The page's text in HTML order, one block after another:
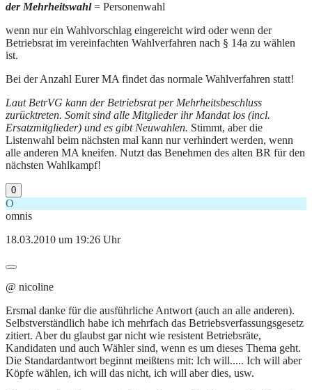
der Mehrheitswahl= Personenwahl
wenn nur ein Wahlvorschlag eingereicht wird oder wenn der
Betriebsrat im vereinfachten Wahlverfahren nach § 14a zu wählen
ist.
Bei der Anzahl Eurer MA findet das normale Wahlverfahren statt!
Laut BetrVG kann der Betriebsrat per Mehrheitsbeschluss
zurücktreten. Somit sind alle Mitglieder ihr Mandat los (incl.
Ersatzmitglieder) und es gibt Neuwahlen. Stimmt, aber die
Listenwahl beim nächsten mal kann nur verhindert werden, wenn
alle anderen MA kneifen. Nutzt das Benehmen des alten BR für den
nächsten Wahlkampf!
0
O
omnis
18.03.2010 um 19:26 Uhr
@ nicoline
Ersmal danke für die ausführliche Antwort (auch an alle anderen).
Selbstverständlich habe ich mehrfach das Betriebsverfassungsgesetz
zitiert. Aber du glaubst gar nicht wie resistent Betriebsräte,
Kandidaten und auch Wähler sind, wenn es um dieses Thema geht.
Die Standardantwort beginnt meißtens mit: Ich will..... Ich will aber
Köpfe wählen, ich will das nicht, ich will aber dies, usw.